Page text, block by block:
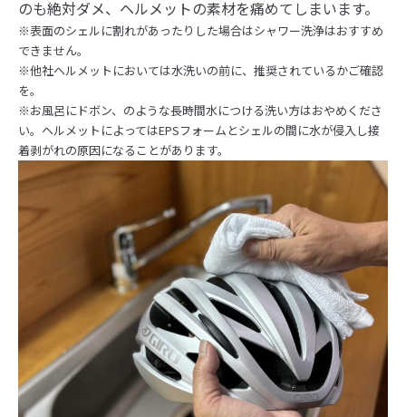
のも絶対ダメ、ヘルメットの素材を痛めてしまいます。
※表面のシェルに割れがあったりした場合はシャワー洗浄はおすすめ
できません。
※他社ヘルメットにおいては水洗いの前に、推奨されているかご確認
を。
※お風呂にドボン、のような長時間水につける洗い方はおやめくださ
い。ヘルメットによってはEPSフォームとシェルの間に水が侵入し接
着剥がれの原因になることがあります。